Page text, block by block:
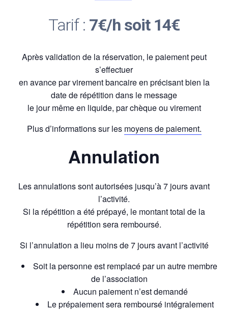
Tarif : 7€/h soit 14€
Après validation de la réservation, le paiement peut
s’effectuer
en avance par virement bancaire en précisant bien la
date de répétition dans le message
le jour même en liquide, par chèque ou virement
Plus d’informations sur les moyens de paiement.
Annulation
Les annulations sont autorisées jusqu’à 7 jours avant
l’activité.
Si la répétition a été prépayé, le montant total de la
répétition sera remboursé.
Si l’annulation a lieu moins de 7 jours avant l’activité
Soit la personne est remplacé par un autre membre
de l’association
Aucun paiement n’est demandé
Le prépaiement sera remboursé intégralement